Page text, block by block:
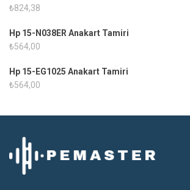
₺824,38
Hp 15-N038ER Anakart Tamiri
₺564,00
Hp 15-EG1025 Anakart Tamiri
₺564,00